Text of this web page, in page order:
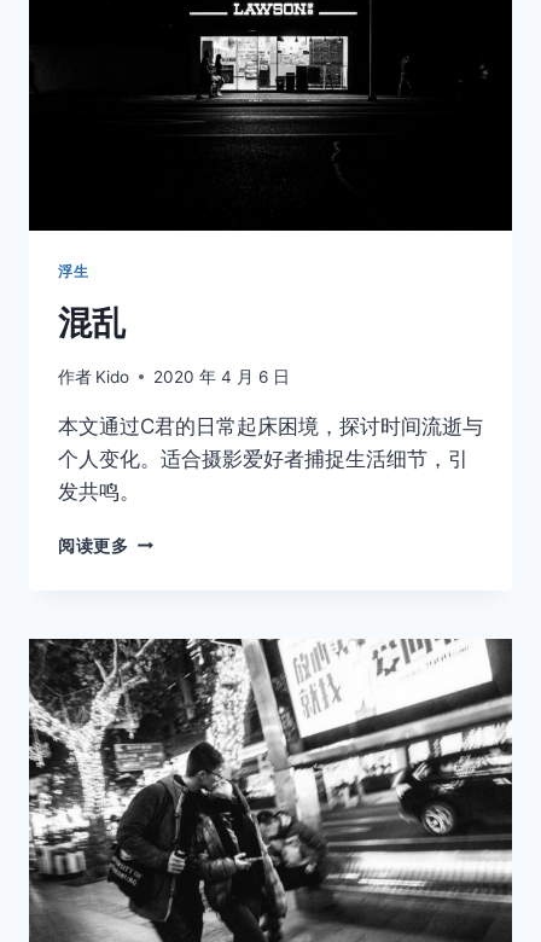
浮生
混乱
作者 Kido 2020 年 4 月 6 日
本文通过C君的日常起床困境，探讨时间流逝与
个人变化。适合摄影爱好者捕捉生活细节，引
发共鸣。
阅读更多 混